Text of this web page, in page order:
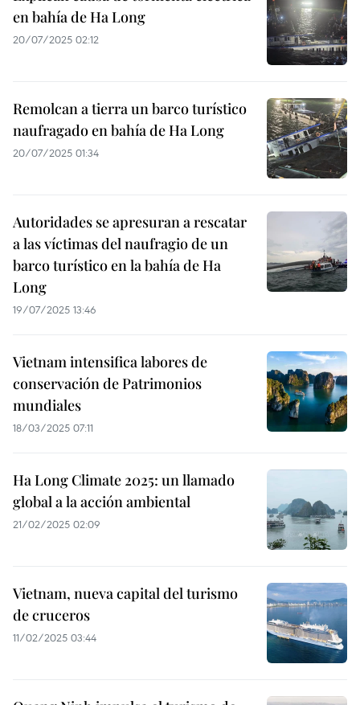
en bahía de Ha Long
20/07/2025 02:12
Remolcan a tierra un barco turístico
naufragado en bahía de Ha Long
20/07/2025 01:34
Autoridades se apresuran a rescatar
a las víctimas del naufragio de un
barco turístico en la bahía de Ha
Long
19/07/2025 13:46
Vietnam intensifica labores de
conservación de Patrimonios
mundiales
18/03/2025 07:11
Ha Long Climate 2025: un llamado
global a la acción ambiental
21/02/2025 02:09
Vietnam, nueva capital del turismo
de cruceros
11/02/2025 03:44